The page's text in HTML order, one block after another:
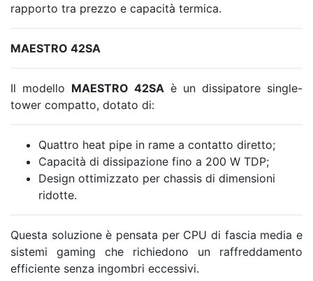
rapporto tra prezzo e capacità termica.
MAESTRO 42SA
Il modello MAESTRO 42SA è un dissipatore single-
tower compatto, dotato di:
Quattro heat pipe in rame a contatto diretto;
Capacità di dissipazione fino a 200 W TDP;
Design ottimizzato per chassis di dimensioni
ridotte.
Questa soluzione è pensata per CPU di fascia media e
sistemi gaming che richiedono un raffreddamento
efficiente senza ingombri eccessivi.